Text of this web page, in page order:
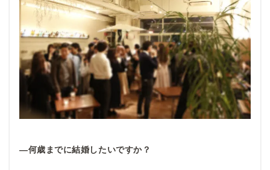
―何歳までに結婚したいですか？